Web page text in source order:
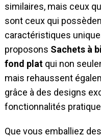
similaires, mais ceux
sont ceux qui
caractéristiques
proposons Sachets à
fond plat qui non
mais rehaussent
grâce à des designs
fonctionnalités
Que vous emballiez